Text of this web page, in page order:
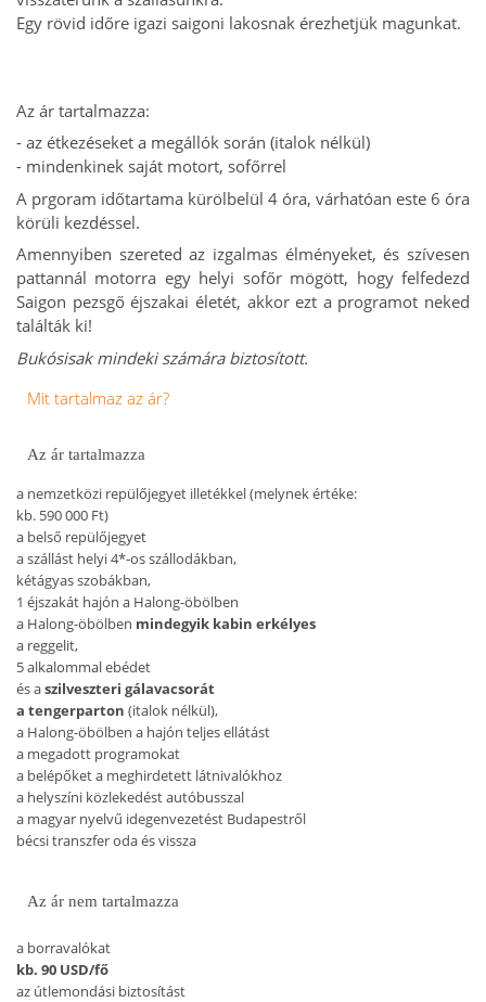
Egy rövid időre igazi saigoni lakosnak érezhetjük magunkat.
Az ár tartalmazza:
- az étkezéseket a megállók során (italok nélkül)
- mindenkinek saját motort, sofőrrel
A prgoram időtartama kürölbelül 4 óra, várhatóan este 6 óra
körüli kezdéssel.
Amennyiben szereted az izgalmas élményeket, és szívesen
pattannál motorra egy helyi sofőr mögött, hogy felfedezd
Saigon pezsgő éjszakai életét, akkor ezt a programot neked
találták ki!
Bukósisak mindeki számára biztosított.
Mit tartalmaz az ár?
Az ár tartalmazza
a nemzetközi repülőjegyet illetékkel (melynek értéke:
kb. 590 000 Ft)
a belső repülőjegyet
a szállást helyi 4*-os szállodákban,
kétágyas szobákban,
1 éjszakát hajón a Halong-öbölben
a Halong-öbölben mindegyik kabin erkélyes
a reggelit,
5 alkalommal ebédet
és aszilveszteri gálavacsorát
a tengerparton (italok nélkül),
a Halong-öbölben a hajón teljes ellátást
a megadott programokat
a belépőket a meghirdetett látnivalókhoz
a helyszíni közlekedést autóbusszal
a magyar nyelvű idegenvezetést Budapestről
bécsi transzfer oda és vissza
Az ár nem tartalmazza
a borravalókat
kb. 90 USD/fő
az útlemondási biztosítást